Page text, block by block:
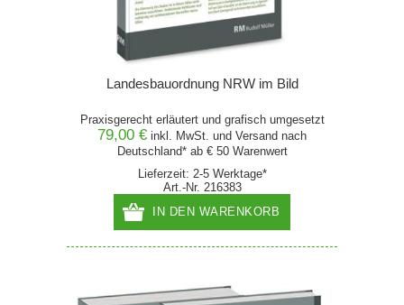
Landesbauordnung NRW im Bild
Praxisgerecht erläutert und grafisch umgesetzt
79,00 € inkl. MwSt. und Versand nach
Deutschland* ab € 50 Warenwert
Lieferzeit: 2-5 Werktage*
Art.-Nr. 216383
IN DEN WARENKORB